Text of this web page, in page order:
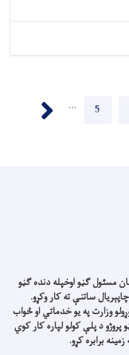
پاڼه
5
…
مسئول ګڼو اوخپله دنده ګڼو
ساتنې ته کار وکړو.
وزارت په یو خدماتي او ځواب
د پلې کولو لپاره کار کوي
برابره کړو.